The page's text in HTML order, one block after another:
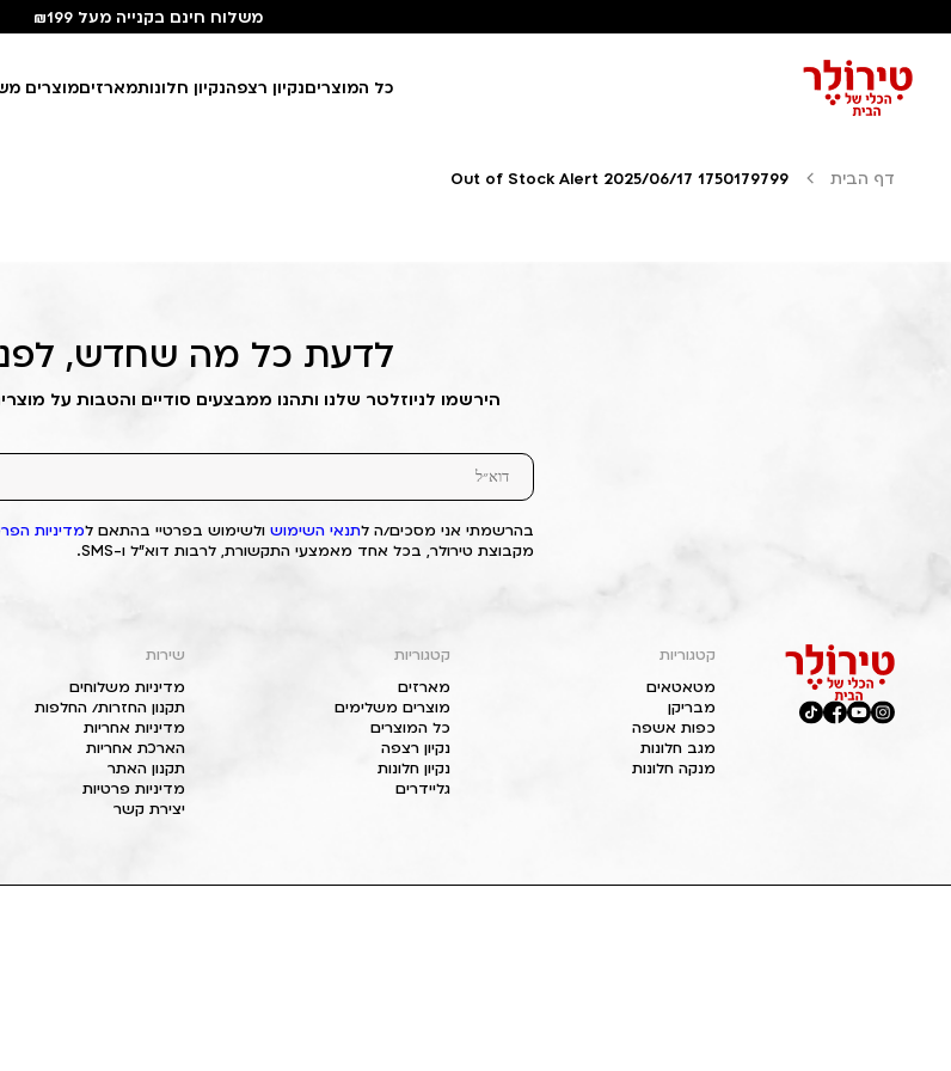
משלוח חינם בקנייה מעל ₪199
כל המוצריםנקיון רצפהנקיון חלונותמארזיםמוצרים
דף הבית Out of Stock Alert 2025/06/17 1750179799
לדעת כל מה שחדש,
הירשמו לניוזלטר שלנו ותהנו ממבצעים סודיים והטבות על
בהרשמתי אני מסכים/ה לתנאי השימוש ולשימוש בפרטיי בהתאם למדיניות
מקבוצת טירולר, בכל אחד מאמצעי התקשורת, לרבות דוא"ל ו-SMS.
קטגוריות
מטאטאים
מבריקן
כפות אשפה
מגב חלונות
מנקה חלונות
קטגוריות
מארזים
מוצרים משלימים
כל המוצרים
נקיון רצפה
נקיון חלונות
גליידרים
שירות
מדיניות משלוחים
תקנון החזרות/ החלפות
מדיניות אחריות
הארכת אחריות
תקנון האתר
מדיניות פרטיות
יצירת קשר